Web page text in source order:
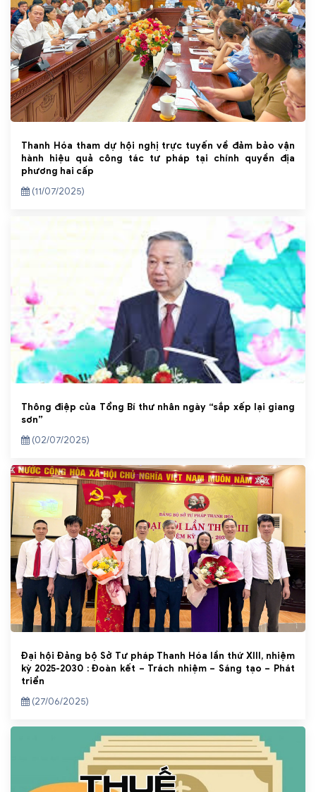
Thanh Hóa tham dự hội nghị trực tuyến về đảm bảo vận
hành hiệu quả công tác tư pháp tại chính quyền địa
phương hai cấp
(11/07/2025)
Thông điệp của Tổng Bí thư nhân ngày “sắp xếp lại giang
sơn”
(02/07/2025)
Đại hội Đảng bộ Sở Tư pháp Thanh Hóa lần thứ XIII, nhiệm
kỳ 2025-2030 : Đoàn kết – Trách nhiệm – Sáng tạo – Phát
triển
(27/06/2025)